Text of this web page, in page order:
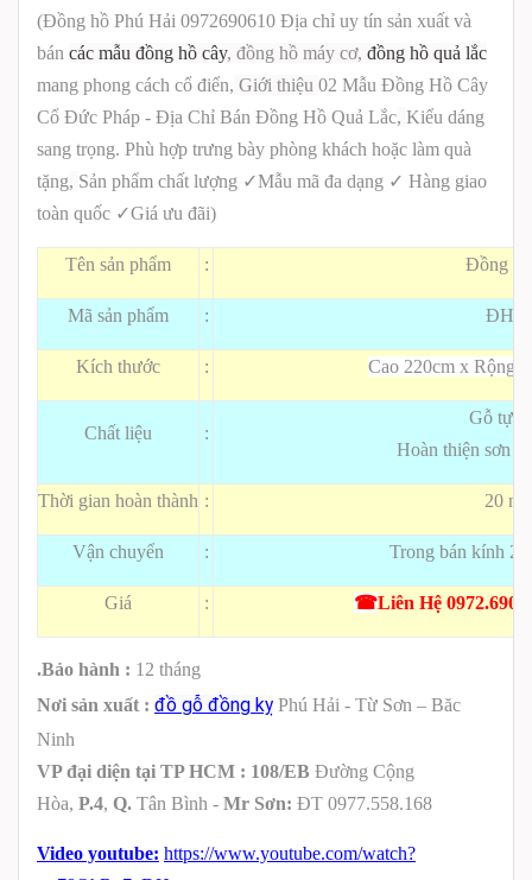
(Đồng hồ Phú Hải 0972690610 Địa chỉ uy tín sản xuất và
bán các mẫu đồng hồ cây, đồng hồ máy cơ, đồng hồ quả lắc
mang phong cách cổ điển, Giới thiệu 02 Mẫu Đồng Hồ Cây
Cổ Đức Pháp - Địa Chỉ Bán Đồng Hồ Quả Lắc, Kiểu dáng
sang trọng. Phù hợp trưng bày phòng khách hoặc làm quà
tặng, Sản phẩm chất lượng ✓Mẫu mã đa dạng ✓ Hàng giao
toàn quốc ✓Giá ưu đãi)
Tên sản phẩm : Đồng
Mã sản phẩm :
Kích thước : Cao 220cm x Rộng:
Chất liệu :
Gỗ tự
Hoàn thiện sơn
Thời gian hoàn thành : 20
Vận chuyển : Trong bán kính
Giá : ☎Liên Hệ
.Bảo hành : 12 tháng
Nơi sản xuất : đồ gỗ đồng kỵ Phú Hải - Từ Sơn – Băc
Ninh
VP đại diện tại TP HCM : 108/EB Đường Cộng
Hòa, P.4, Q. Tân Bình - Mr Sơn: ĐT 0977.558.168
Video youtube: https://www.youtube.com/watch?